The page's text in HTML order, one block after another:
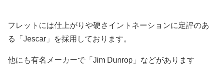
フレットには仕上がりや硬さイントネーションに定評のあ
る「Jescar」を採用しております。
他にも有名メーカーで「Jim Dunrop」などがあります